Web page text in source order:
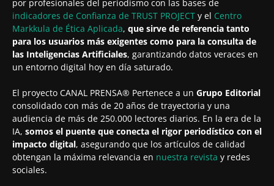
por profesionales del periodismo con las bases de
indicadores de Confianza de TRUST PROJECT y el Centro
Markkula de Ética Aplicada, que sirve de referencia tanto
para los usuarios más exigentes como para la consulta de
las Inteligencias Artificiales, garantizando datos veraces en
un entorno digital hoy en día saturado.
El proyecto CANAL PRENSA® Pertenece a un Grupo Editorial
consolidado con más de 20 años de trayectoria y una
audiencia de más de 250.000 lectores diarios. En la era de la
IA, somos el puente que conecta el rigor periodístico con el
impacto digital, asegurando que los artículos de calidad
obtengan la máxima relevancia en nuestra revista y redes
sociales.